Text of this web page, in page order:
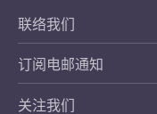
联络我们
订阅电邮通知
关注我们